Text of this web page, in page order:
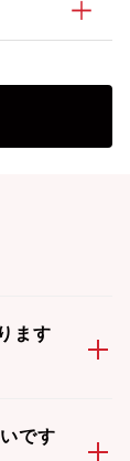
ます
です